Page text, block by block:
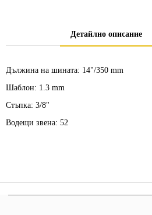
Детайлно описание
Дължина на шината: 14"/350 mm
Шаблон: 1.3 mm
Стъпка: 3/8"
Водещи звена: 52